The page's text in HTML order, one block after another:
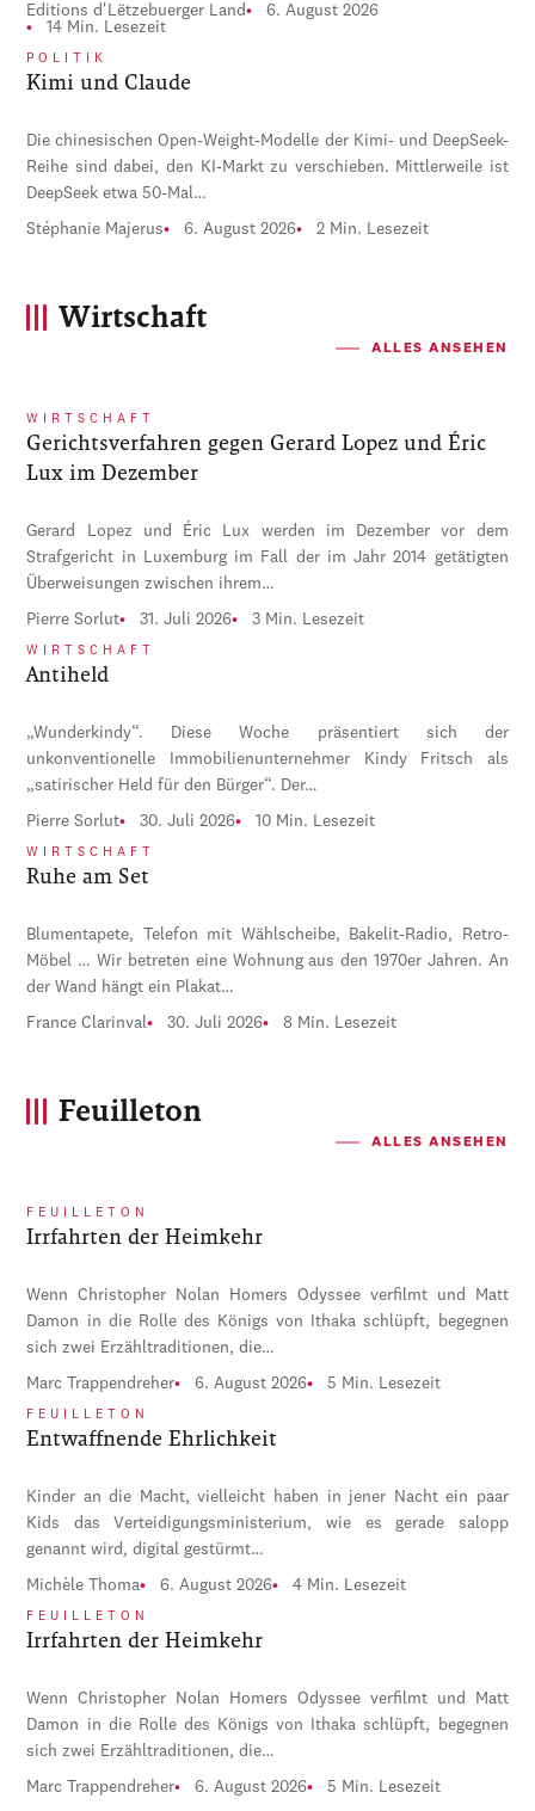
Editions d'Lëtzebuerger Land
6. August 2026
14 Min. Lesezeit
POLITIK
Kimi und Claude
Die chinesischen Open-Weight-Modelle der Kimi- und DeepSeek-
Reihe sind dabei, den KI-Markt zu verschieben. Mittlerweile ist
DeepSeek etwa 50-Mal…
Stéphanie Majerus 6. August 2026 2 Min. Lesezeit
Wirtschaft
ALLES ANSEHEN
WIRTSCHAFT
Gerichtsverfahren gegen Gerard Lopez und Éric
Lux im Dezember
Gerard Lopez und Éric Lux werden im Dezember vor dem
Strafgericht in Luxemburg im Fall der im Jahr 2014 getätigten
Überweisungen zwischen ihrem…
Pierre Sorlut 31. Juli 2026 3 Min. Lesezeit
WIRTSCHAFT
Antiheld
„Wunderkindy“. Diese Woche präsentiert sich der
unkonventionelle Immobilienunternehmer Kindy Fritsch als
„satirischer Held für den Bürger“. Der…
Pierre Sorlut 30. Juli 2026 10 Min. Lesezeit
WIRTSCHAFT
Ruhe am Set
Blumentapete, Telefon mit Wählscheibe, Bakelit-Radio, Retro-
Möbel … Wir betreten eine Wohnung aus den 1970er Jahren. An
der Wand hängt ein Plakat…
France Clarinval 30. Juli 2026 8 Min. Lesezeit
Feuilleton
ALLES ANSEHEN
FEUILLETON
Irrfahrten der Heimkehr
Wenn Christopher Nolan Homers Odyssee verfilmt und Matt
Damon in die Rolle des Königs von Ithaka schlüpft, begegnen
sich zwei Erzähltraditionen, die…
Marc Trappendreher 6. August 2026 5 Min. Lesezeit
FEUILLETON
Entwaffnende Ehrlichkeit
Kinder an die Macht, vielleicht haben in jener Nacht ein paar
Kids das Verteidigungsministerium, wie es gerade salopp
genannt wird, digital gestürmt…
Michèle Thoma 6. August 2026 4 Min. Lesezeit
FEUILLETON
Irrfahrten der Heimkehr
Wenn Christopher Nolan Homers Odyssee verfilmt und Matt
Damon in die Rolle des Königs von Ithaka schlüpft, begegnen
sich zwei Erzähltraditionen, die…
Marc Trappendreher 6. August 2026 5 Min. Lesezeit